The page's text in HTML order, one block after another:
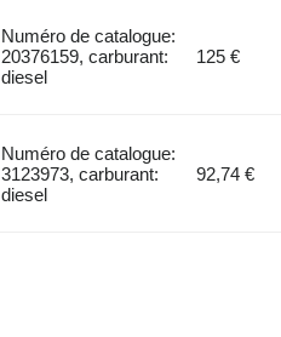
Numéro de catalogue:
20376159, carburant:
diesel
125 €
Numéro de catalogue:
3123973, carburant:
diesel
92,74 €